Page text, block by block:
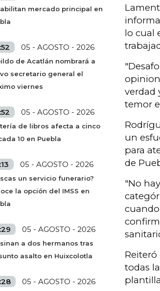
mercado principal en
05 - AGOSTO - 2026
de Acatlán nombrará a
secretario general el
viernes
05 - AGOSTO - 2026
de libros afecta a cinco
10 en Puebla
05 - AGOSTO - 2026
un servicio funerario?
la opción del IMSS en
05 - AGOSTO - 2026
a dos hermanos tras
asalto en Huixcolotla
05 - AGOSTO - 2026
lo cual
verdad
temor
un
para
de
"No
todas